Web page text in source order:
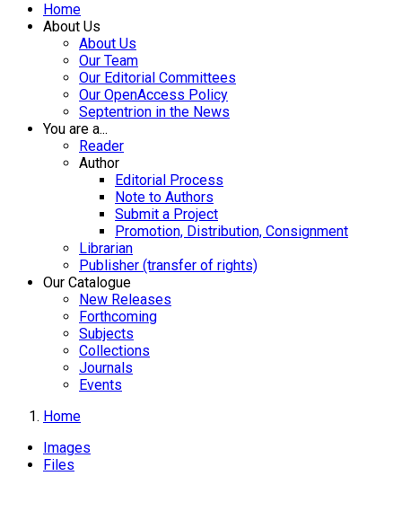
Home
About Us
About Us
Our Team
Our Editorial Committees
Our OpenAccess Policy
Septentrion in the News
You are a...
Reader
Author
Editorial Process
Note to Authors
Submit a Project
Promotion, Distribution, Consignment
Librarian
Publisher (transfer of rights)
Our Catalogue
New Releases
Forthcoming
Subjects
Collections
Journals
Events
Home
Images
Files